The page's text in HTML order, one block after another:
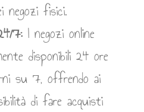
negozi fisici.
7: I negozi online
disponibili 24 ore
su 7, offrendo ai
di fare acquisti